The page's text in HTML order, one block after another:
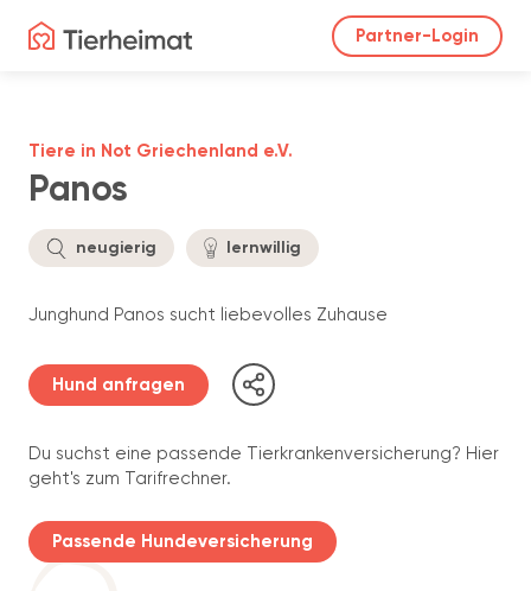
Partner-Login
Panos
Tiere in Not Griechenland e.V.
neugierig lernwillig
Junghund Panos sucht liebevolles Zuhause
Hund anfragen
Du suchst eine passende Tierkrankenversicherung? Hier
geht's zum Tarifrechner.
Passende Hundeversicherung